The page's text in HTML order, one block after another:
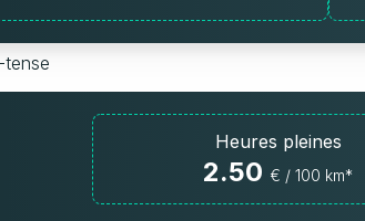
Heures pleines
2.50 € / 100 km*